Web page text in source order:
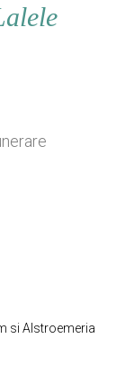
si Alstroemeria